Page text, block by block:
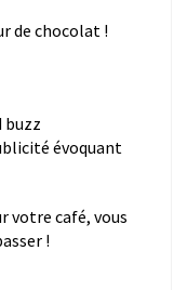
de chocolat !
buzz
évoquant
votre café, vous
!